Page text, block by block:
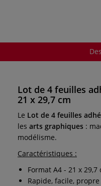
Lot de 4 feuilles
21 x 29,7 cm
Le Lot de 4 feuilles
les arts graphiques :
modélisme.
Caractéristiques :
Format A4 - 21 x 29,7
Rapide, facile,